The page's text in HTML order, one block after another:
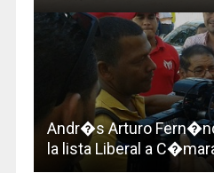
Andr�s Arturo
la lista Liberal a